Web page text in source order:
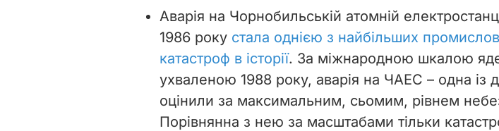
Аварія на Чорнобильській атомній
1986 року стала однією з найбільших
катастроф в історії. За міжнародною шкалою
ухваленою 1988 року, аварія на ЧАЕС – одна із
оцінили за максимальним, сьомим, рівнем
Порівнянна з нею за масштабами тільки